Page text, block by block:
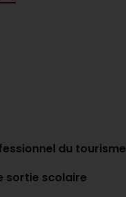
du tourisme
sortie scolaire